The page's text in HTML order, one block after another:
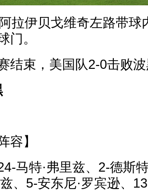
拉伊贝戈维奇左路带球
门。
结束，美国队2-0击败
容】
马特·弗里兹、2-德斯
、5-安东尼·罗宾逊、